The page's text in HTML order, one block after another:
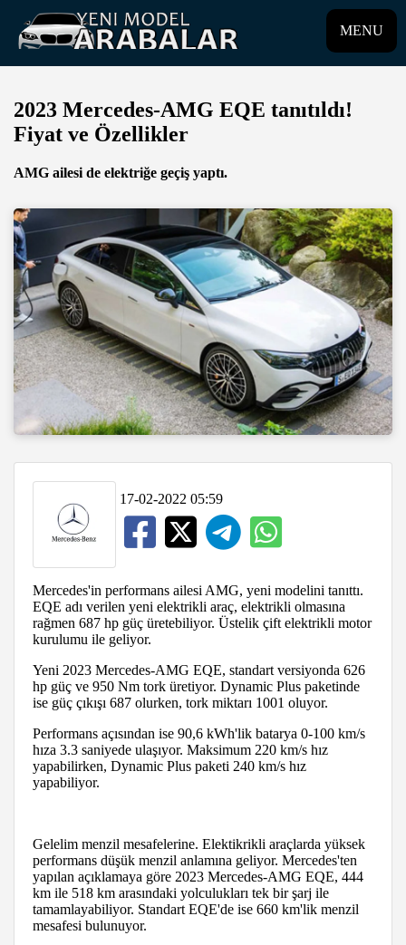
MENU
2023 Mercedes-AMG EQE tanıtıldı!
Fiyat ve Özellikler
AMG ailesi de elektriğe geçiş yaptı.
17-02-2022 05:59
Mercedes'in performans ailesi AMG, yeni modelini tanıttı.
EQE adı verilen yeni elektrikli araç, elektrikli olmasına
rağmen 687 hp güç üretebiliyor. Üstelik çift elektrikli motor
kurulumu ile geliyor.
Yeni 2023 Mercedes-AMG EQE, standart versiyonda 626
hp güç ve 950 Nm tork üretiyor. Dynamic Plus paketinde
ise güç çıkışı 687 olurken, tork miktarı 1001 oluyor.
Performans açısından ise 90,6 kWh'lik batarya 0-100 km/s
hıza 3.3 saniyede ulaşıyor. Maksimum 220 km/s hız
yapabilirken, Dynamic Plus paketi 240 km/s hız
yapabiliyor.
Gelelim menzil mesafelerine. Elektikrikli araçlarda yüksek
performans düşük menzil anlamına geliyor. Mercedes'ten
yapılan açıklamaya göre 2023 Mercedes-AMG EQE, 444
km ile 518 km arasındaki yolculukları tek bir şarj ile
tamamlayabiliyor. Standart EQE'de ise 660 km'lik menzil
mesafesi bulunuyor.